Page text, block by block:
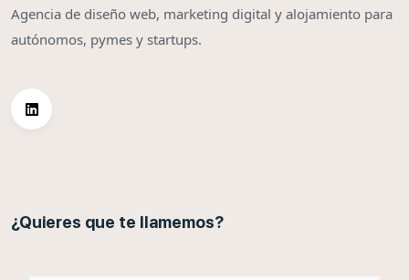
Agencia de diseño web, marketing digital y alojamiento para
autónomos, pymes y startups.
¿Quieres que te llamemos?